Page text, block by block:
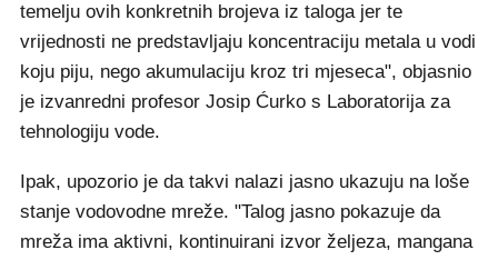
temelju ovih konkretnih brojeva iz taloga jer te
vrijednosti ne predstavljaju koncentraciju metala u vodi
koju piju, nego akumulaciju kroz tri mjeseca", objasnio
je izvanredni profesor Josip Ćurko s Laboratorija za
tehnologiju vode.
Ipak, upozorio je da takvi nalazi jasno ukazuju na loše
stanje vodovodne mreže. "Talog jasno pokazuje da
mreža ima aktivni, kontinuirani izvor željeza, mangana